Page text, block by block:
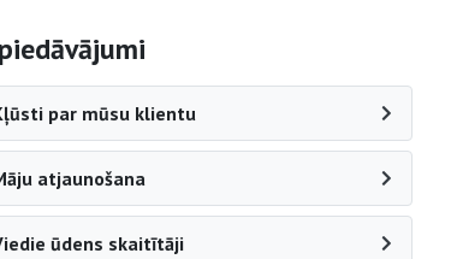
par mūsu klientu
atjaunošana
ūdens skaitītāji